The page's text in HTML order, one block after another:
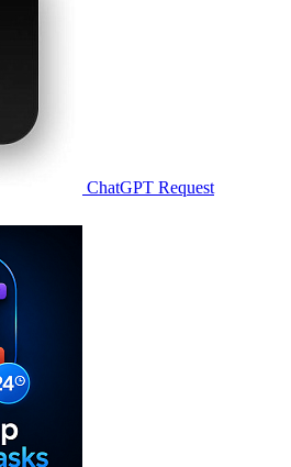
ChatGPT Request